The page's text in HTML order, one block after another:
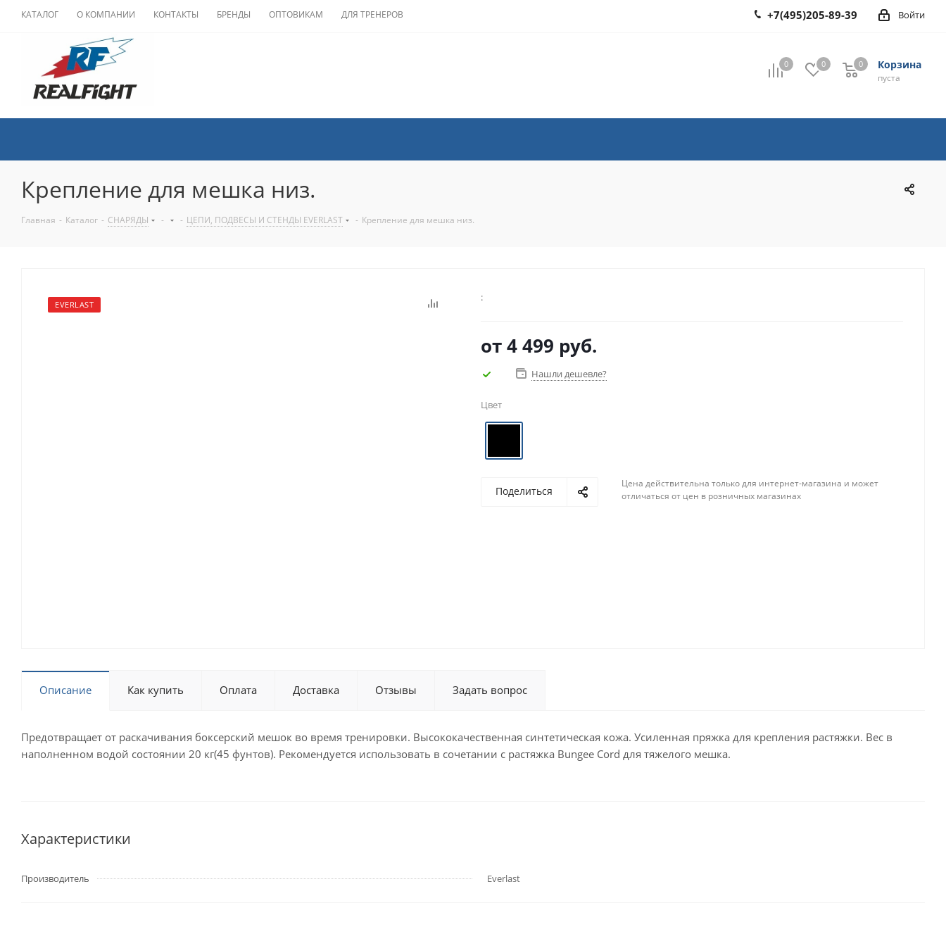
КАТАЛОГ О КОМПАНИИ КОНТАКТЫ БРЕНДЫ ОПТОВИКАМ ДЛЯ ТРЕНЕРОВ Войти
+7(495)205-89-39
0 0 Корзина
0
пуста
0
Крепление для мешка низ.
Главная - Каталог - СНАРЯДЫ - - ЦЕПИ, ПОДВЕСЫ И СТЕНДЫ EVERLAST - Крепление для мешка низ.
EVERLAST
:
от4 499 руб.
Нашли дешевле?
Цвет
Поделиться
Цена действительна только для интернет-магазина и может
отличаться от цен в розничных магазинах
Описание Как купить Оплата Доставка Отзывы Задать вопрос
Предотвращает от раскачивания боксерский мешок во время тренировки. Высококачественная синтетическая кожа. Усиленная пряжка для крепления растяжки. Вес в
наполненном водой состоянии 20 кг(45 фунтов). Рекомендуется использовать в сочетании с растяжка Bungee Cord для тяжелого мешка.
Характеристики
Производитель Everlast